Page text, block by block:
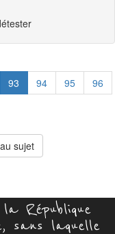
93 94 95
96
sujet
République
sans laquelle